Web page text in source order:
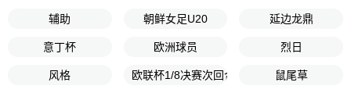
辅助 朝鲜女足U20 延边龙鼎
意丁杯 欧洲球员 烈日
风格 欧联杯1/8决赛次回合 鼠尾草